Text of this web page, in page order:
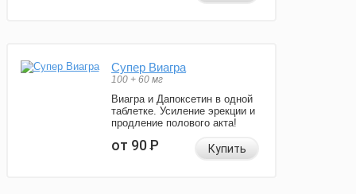
Супер Виагра
100 + 60 мг
Виагра и Дапоксетин в одной
таблетке. Усиление эрекции и
продление полового акта!
от 90Р Купить